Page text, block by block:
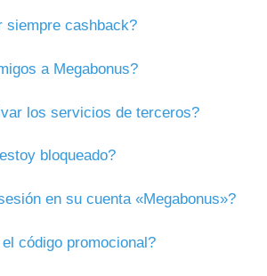
siempre cashback?
a Megabonus?
los servicios de terceros?
bloqueado?
en su cuenta «Megabonus»?
código promocional?